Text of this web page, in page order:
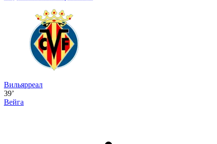
Вильярреал
39’
Вейга